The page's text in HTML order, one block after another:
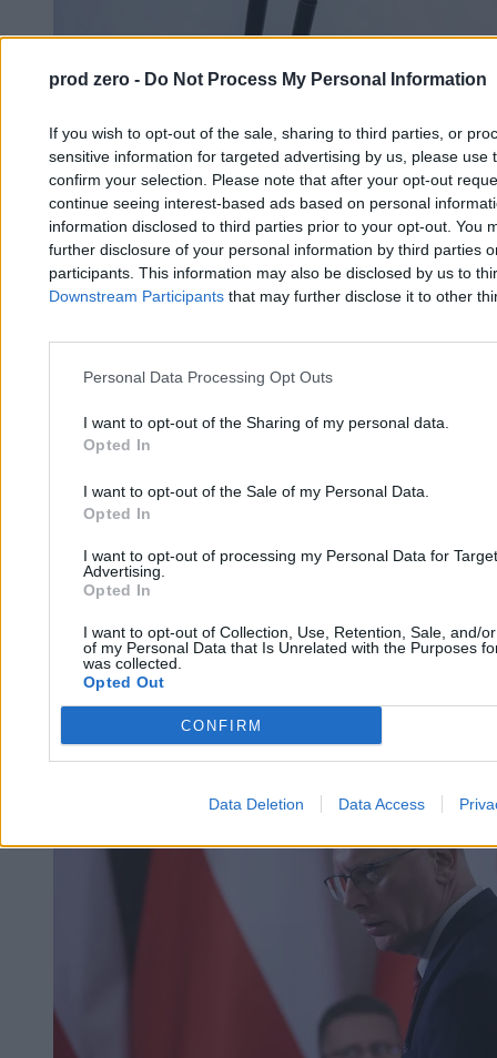
prod zero - Do Not Process My Personal Information
If you wish to opt-out of the sale, sharing to third parties, or
sensitive information for targeted advertising by us, please use
confirm your selection. Please note that after your opt-out
continue seeing interest-based ads based on personal
information disclosed to third parties prior to your opt-out. You
further disclosure of your personal information by third parties
participants. This information may also be disclosed by us to
Downstream Participants that may further disclose it to other
Personal Data Processing Opt Outs
I want to opt-out of the Sharing of my personal data.
Opted In
I want to opt-out of the Sale of my Personal Data.
Opted In
I want to opt-out of processing my Personal Data for
Advertising.
Opted In
I want to opt-out of Collection, Use, Retention, Sale, and/
of my Personal Data that Is Unrelated with the Purposes
was collected.
Opted Out
CONFIRM
Data Deletion Data Access
Ekspert wyjaśnia, czy powinniśmy korzystać z
programu SAFE. "Mówi się już o SAFE2"
Olga Erenc
Kraj